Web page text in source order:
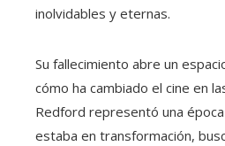
inolvidables y eternas.
Su fallecimiento abre un
cómo ha cambiado el cine en
Redford representó una
estaba en transformación,